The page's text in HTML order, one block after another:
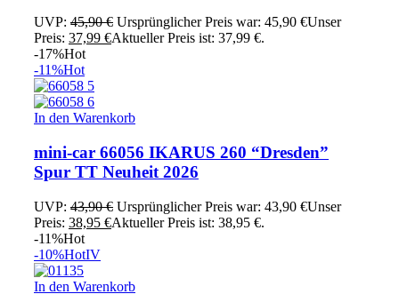
UVP: 45,90€ Ursprünglicher Preis war: 45,90 €Unser
Preis: 37,99 €Aktueller Preis ist: 37,99 €.
-17%Hot
-11%Hot
In den Warenkorb
mini-car 66056 IKARUS 260 “Dresden”
Spur TT Neuheit 2026
UVP: 43,90€ Ursprünglicher Preis war: 43,90 €Unser
Preis: 38,95 €Aktueller Preis ist: 38,95 €.
-11%Hot
-10%HotIV
In den Warenkorb